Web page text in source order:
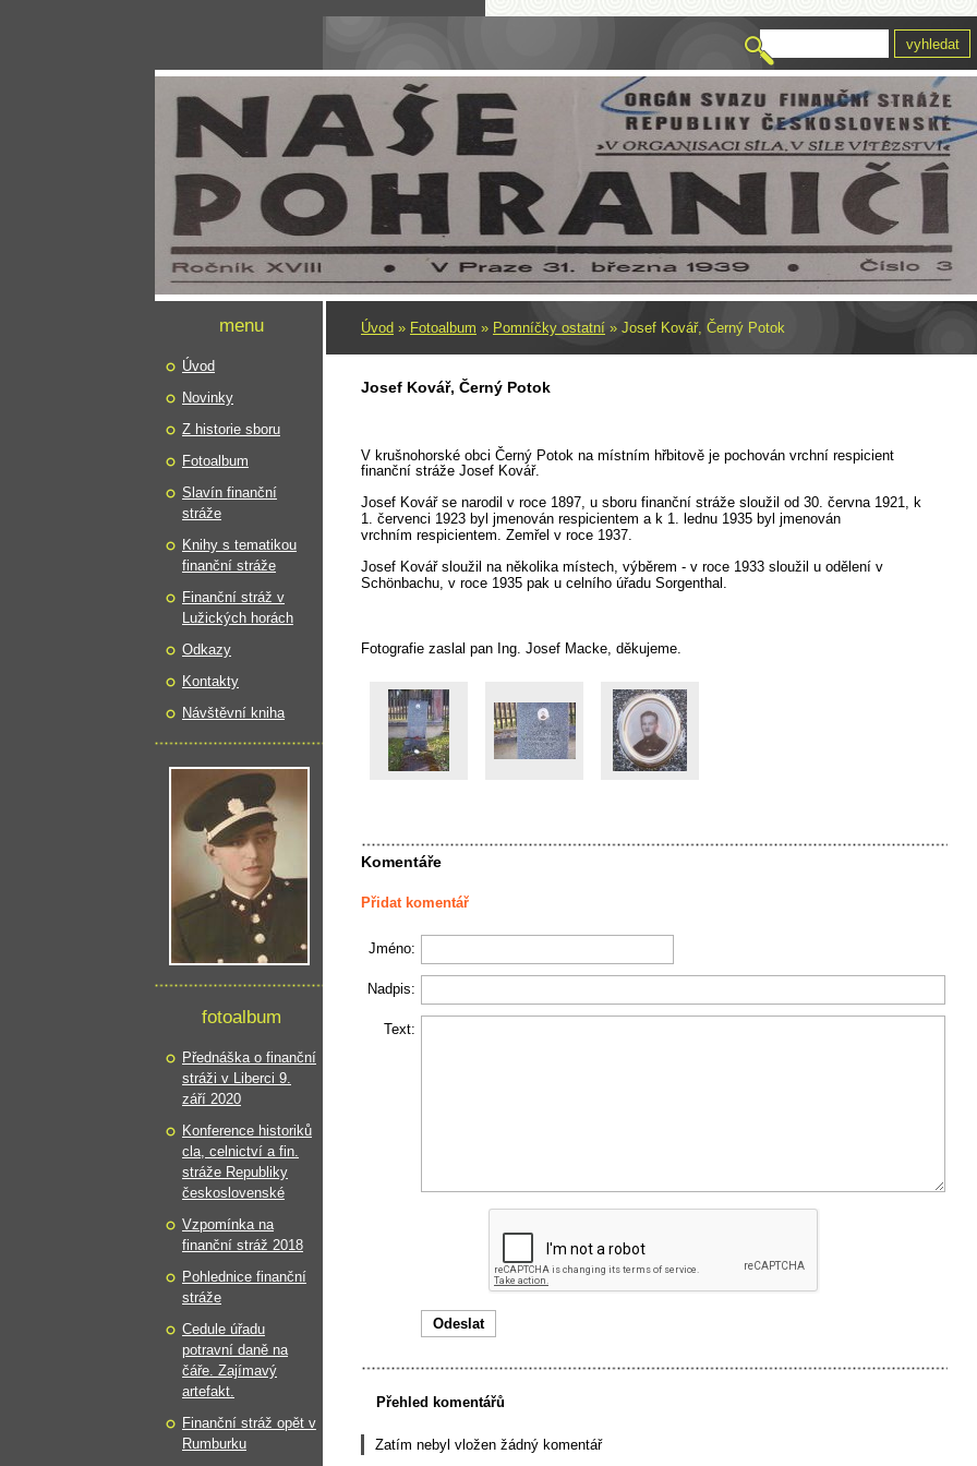
Úvod » Fotoalbum » Pomníčky ostatní » Josef Kovář, Černý Potok
Josef Kovář, Černý Potok
V krušnohorské obci Černý Potok na místním hřbitově je pochován vrchní respicient
finanční stráže Josef Kovář.
Josef Kovář se narodil v roce 1897, u sboru finanční stráže sloužil od 30. června 1921, k
1. červenci 1923 byl jmenován respicientem a k 1. lednu 1935 byl jmenován
vrchním respicientem. Zemřel v roce 1937.
Josef Kovář sloužil na několika místech, výběrem - v roce 1933 sloužil u odělení v
Schönbachu, v roce 1935 pak u celního úřadu Sorgenthal .
Fotografie zaslal pan Ing. Josef Macke, děkujeme.
Komentáře
Přidat komentář
Jméno:
Nadpis:
Text:
Přehled komentářů
Zatím nebyl vložen žádný komentář
menu
Úvod
Novinky
Z historie sboru
Fotoalbum
Slavín finanční
stráže
Knihy s tematikou
finanční stráže
Finanční stráž v
Lužických horách
Odkazy
Kontakty
Návštěvní kniha
fotoalbum
Přednáška o finanční
stráži v Liberci 9.
září 2020
Konference historiků
cla, celnictví a fin.
stráže Republiky
československé
Vzpomínka na
finanční stráž 2018
Pohlednice finanční
stráže
Cedule úřadu
potravní daně na
čáře. Zajímavý
artefakt.
Finanční stráž opět v
Rumburku